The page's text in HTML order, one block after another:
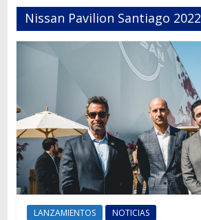
Autos,
camiones,
motos,
del
transporte
Nissan Pavilion Santiago 2022
LANZAMIENTOS NOTICIAS